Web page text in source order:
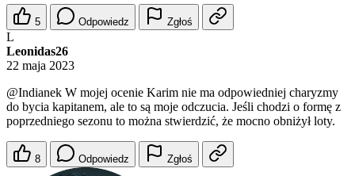
5 Odpowiedz Zgłoś
L
Leonidas26
22 maja 2023
@Indianek W mojej ocenie Karim nie ma odpowiedniej charyzmy
do bycia kapitanem, ale to są moje odczucia. Jeśli chodzi o formę z
poprzedniego sezonu to można stwierdzić, że mocno obniżył loty.
8 Odpowiedz Zgłoś